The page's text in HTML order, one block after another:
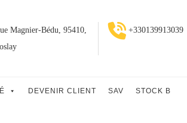
Magnier-Bédu, 95410,
+330139913039
DEVENIR CLIENT SAV STOCK B